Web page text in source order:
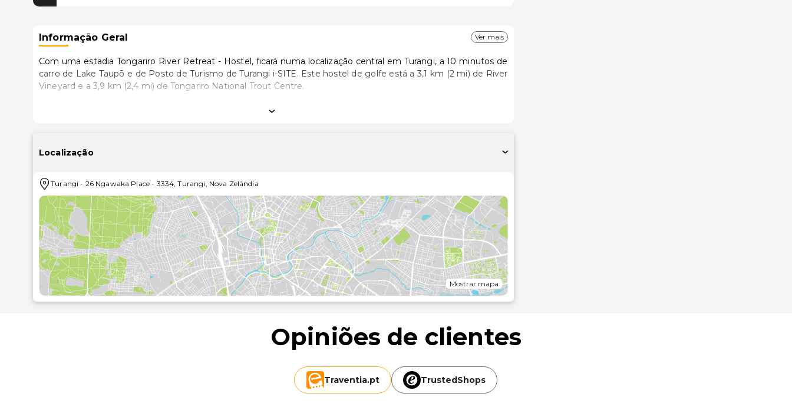
Águas termais nas
Caminho acessível para cadeira
de rodas
Estacionamento acessível para
Informação Geral Ver mais
Com uma estadia Tongariro River Retreat - Hostel, ficará numa localização central em Turangi, a 10 minutos de
carro de Lake Taupō e de Posto de Turismo de Turangi i-SITE. Este hostel de golfe está a 3,1 km (2 mi) de River
Vineyard e a 3,9 km (2,4 mi) de Tongariro National Trout Centre.
Para que se sinta em casa durante a sua estadia, os 17 quartos oferecem Smart TV e lareiras. Prepare as suas
separadas.
partir do jardim. Wi-fi grátis, armazenamento de esquis e uma lareira no lobby são algumas das comodidades
adicionais disponíveis neste hostel.
As principais comodidades incluem computadores, Check-in rápido e registo de saída rápido. Planeia um evento
em Turangi? Este hostel dispõe de uma zona para conferências e de 35 salas de reuniões, com uma área total
de 2 metros quadrados. Há estacionamento grátis no local.
As distâncias são apresentadas à 0,1 milha e ao quilómetro mais próximo.
Posto de Turismo de Turangi i-SITE - 0,3 km/0,2 mi
River Vineyard - 3,2 km/2 mi
Localização
Turangi - 26 Ngawaka Place - 3334,Turangi, Nova Zelândia
Mostrar mapa
Opiniões de clientes
Traventia.pt TrustedShops